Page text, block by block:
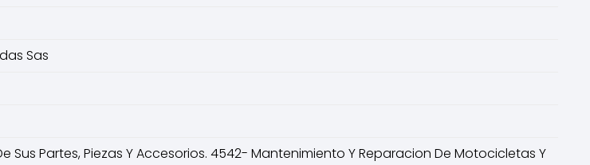
Sas
Sus Partes, Piezas Y Accesorios. 4542- Mantenimiento Y Reparacion De Motocicletas Y